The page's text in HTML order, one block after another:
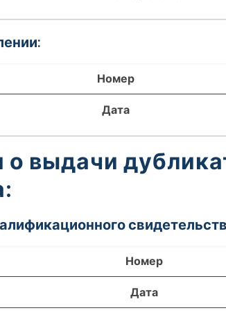
Номер
Дата
выдачи
Номер
Дата